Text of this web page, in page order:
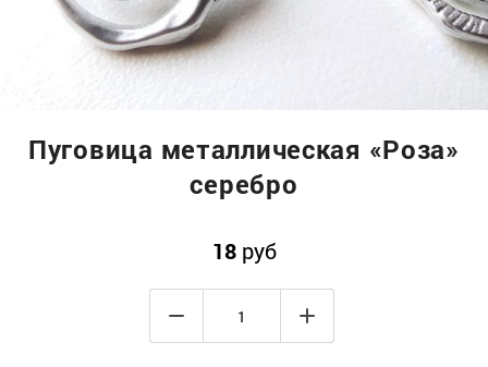
Пуговица металлическая «Роза»
серебро
18руб